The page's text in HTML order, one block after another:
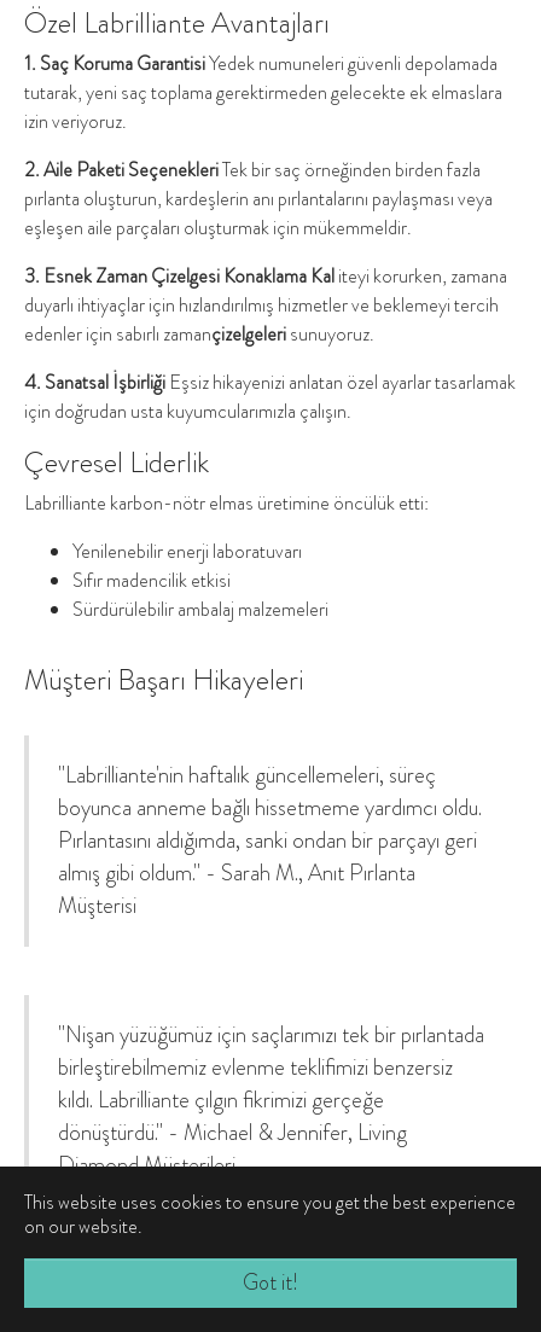
This website uses cookies to ensure you get the best experience
on our website.
Got it!
Özel Labrilliante Avantajları
1. Saç Koruma GarantisiYedek numuneleri güvenli depolamada
tutarak, yeni saç toplama gerektirmeden gelecekte ek elmaslara
izin veriyoruz.
2. Aile Paketi SeçenekleriTek bir saç örneğinden birden fazla
pırlanta oluşturun, kardeşlerin anı pırlantalarını paylaşması veya
eşleşen aile parçaları oluşturmak için mükemmeldir.
3. Esnek Zaman Çizelgesi Konaklama Kaliteyi korurken, zamana
duyarlı ihtiyaçlar için hızlandırılmış hizmetler ve beklemeyi tercih
edenler için sabırlı zamançizelgelerisunuyoruz.
4. Sanatsal İşbirliği Eşsiz hikayenizi anlatan özel ayarlar tasarlamak
için doğrudan usta kuyumcularımızla çalışın.
Çevresel Liderlik
Labrilliante karbon-nötr elmas üretimine öncülük etti:
Yenilenebilir enerji laboratuvarı
Sıfır madencilik etkisi
Sürdürülebilir ambalaj malzemeleri
Müşteri Başarı Hikayeleri
"Labrilliante'nin haftalık güncellemeleri, süreç
boyunca anneme bağlı hissetmeme yardımcı oldu.
Pırlantasını aldığımda, sanki ondan bir parçayı geri
almış gibi oldum." - Sarah M., Anıt Pırlanta
Müşterisi
"Nişan yüzüğümüz için saçlarımızı tek bir pırlantada
birleştirebilmemiz evlenme teklifimizi benzersiz
kıldı. Labrilliante çılgın fikrimizi gerçeğe
dönüştürdü." - Michael & Jennifer, Living
Diamond Müşterileri